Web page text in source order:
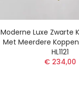
Moderne Luxe Zwarte
Met Meerdere
HL1121
€ 234,00